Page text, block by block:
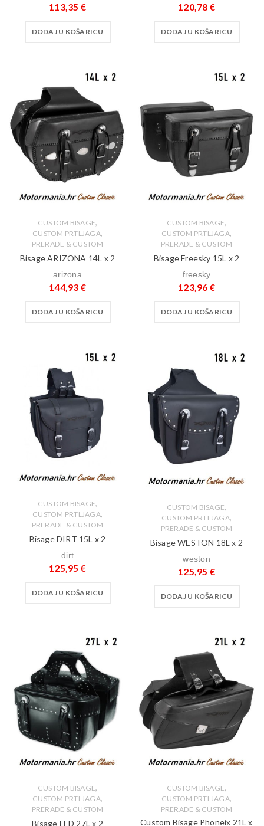
113,35 €
DODAJ U KOŠARICU
120,78 €
DODAJ U KOŠARICU
CUSTOM BISAGE,
CUSTOM PRTLJAGA,
PRERADE & CUSTOM
Bisage ARIZONA 14L x 2
arizona
144,93 €
DODAJ U KOŠARICU
CUSTOM BISAGE,
CUSTOM PRTLJAGA,
PRERADE & CUSTOM
Bisage Freesky 15L x 2
freesky
123,96 €
DODAJ U KOŠARICU
CUSTOM BISAGE,
CUSTOM PRTLJAGA,
PRERADE & CUSTOM
Bisage DIRT 15L x 2
dirt
125,95 €
DODAJ U KOŠARICU
CUSTOM BISAGE,
CUSTOM PRTLJAGA,
PRERADE & CUSTOM
Bisage WESTON 18L x 2
weston
125,95 €
DODAJ U KOŠARICU
CUSTOM BISAGE,
CUSTOM PRTLJAGA,
PRERADE & CUSTOM
Bisage H-D 27L x 2
CUSTOM BISAGE,
CUSTOM PRTLJAGA,
PRERADE & CUSTOM
Custom Bisage Phoneix 21L x